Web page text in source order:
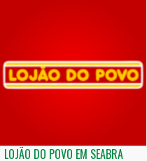
LOJÃO DO POVO EM SEABRA